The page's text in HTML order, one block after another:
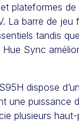
plateformes
La barre de jeu
tandis
Sync
dispose
une puissance
plusieurs